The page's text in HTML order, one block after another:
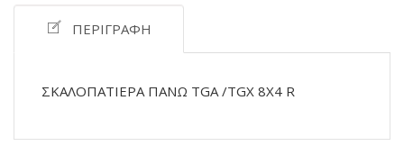
ΠΕΡΙΓΡΑΦΉ
ΣΚΑΛΟΠΑΤΙΕΡΑ ΠΑΝΩ TGA /TGX 8X4 R